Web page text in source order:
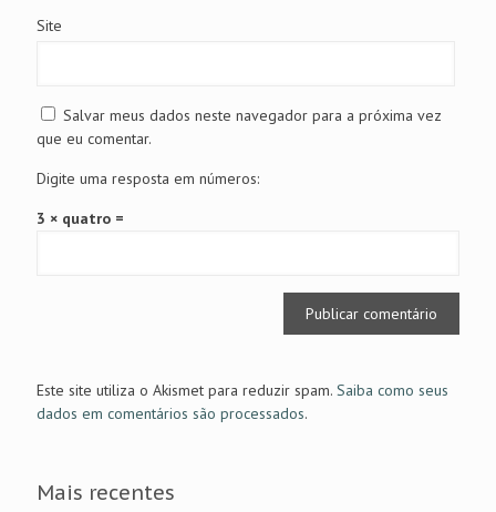
Site
Salvar meus dados neste navegador para a próxima vez
que eu comentar.
Digite uma resposta em números:
3 × quatro =
Este site utiliza o Akismet para reduzir spam. Saiba como seus
dados em comentários são processados.
Mais recentes